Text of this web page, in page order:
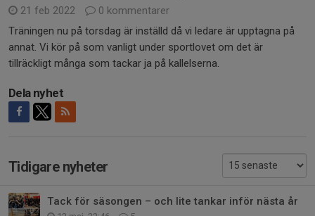
21 feb 2022
0 kommentarer
Träningen nu på torsdag är inställd då vi ledare är upptagna på
annat. Vi kör på som vanligt under sportlovet om det är
tillräckligt många som tackar ja på kallelserna.
Dela nyhet
Tidigare nyheter
Tack för säsongen – och lite tankar inför nästa år